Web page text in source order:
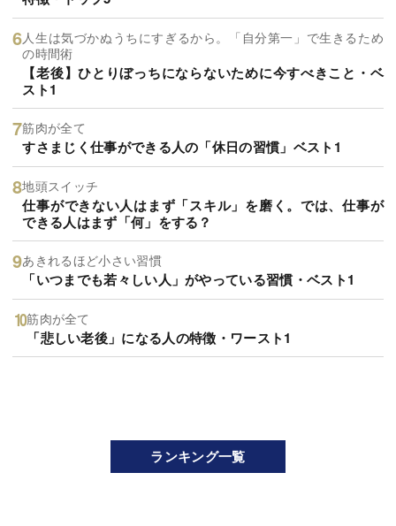
人生は気づかぬうちにすぎるから。「自分第一」で生きるため
の時間術
【老後】ひとりぼっちにならないために今すべきこと・ベ
スト1
筋肉が全て
すさまじく仕事ができる人の「休日の習慣」ベスト1
地頭スイッチ
仕事ができない人はまず「スキル」を磨く。では、仕事が
できる人はまず「何」をする？
あきれるほど小さい習慣
「いつまでも若々しい人」がやっている習慣・ベスト1
筋肉が全て
「悲しい老後」になる人の特徴・ワースト1
ランキング一覧